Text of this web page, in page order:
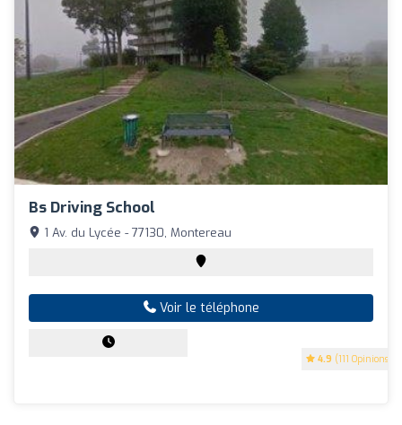
Bs Driving School
4.9 (111 Opinions)
1 Av. du Lycée - 77130, Montereau
Voir le téléphone